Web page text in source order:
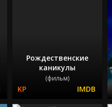
Рождественские
каникулы
(фильм)